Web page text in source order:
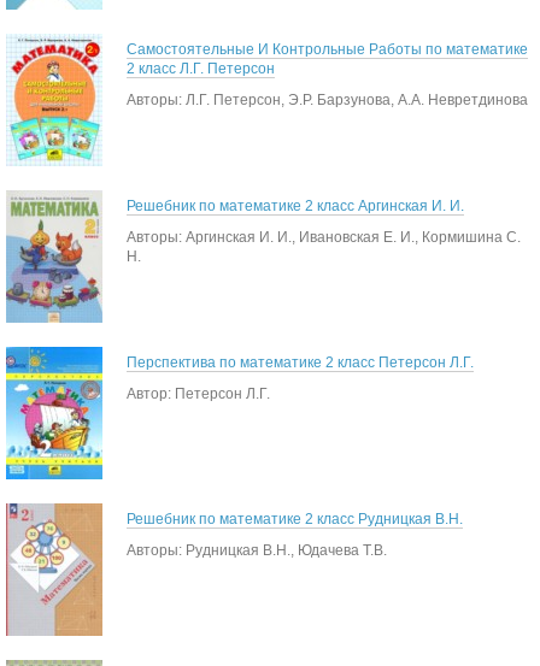
Самостоятельные И Контрольные Работы по математике
2 класс Л.Г. Петерсон
Авторы: Л.Г. Петерсон, Э.Р. Барзунова, А.А. Невретдинова
Решебник по математике 2 класс Аргинская И. И.
Авторы: Аргинская И. И., Ивановская Е. И., Кормишина С.
Н.
Перспектива по математике 2 класс Петерсон Л.Г.
Автор: Петерсон Л.Г.
Решебник по математике 2 класс Рудницкая В.Н.
Авторы: Рудницкая В.Н., Юдачева Т.В.